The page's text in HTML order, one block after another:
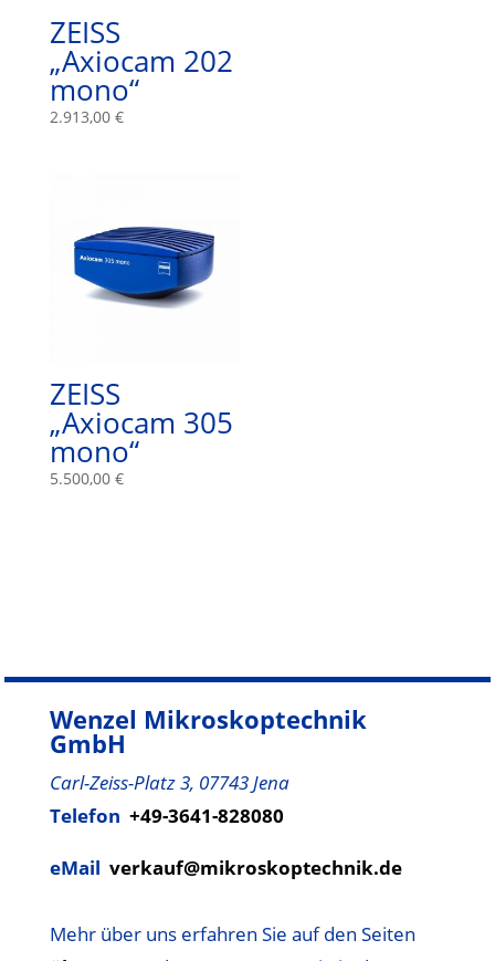
ZEISS
„Axiocam 202
mono“
2.913,00 €
ZEISS
„Axiocam 305
mono“
5.500,00 €
Wenzel Mikroskoptechnik
GmbH
Carl-Zeiss-Platz 3, 07743 Jena
Telefon +49-3641-828080
eMail verkauf@mikroskoptechnik.de
Mehr über uns erfahren Sie auf den Seiten